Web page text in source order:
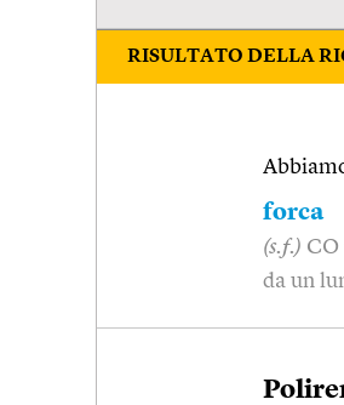
RISULTATO DELLA
forca
(s.f.) CO
da un